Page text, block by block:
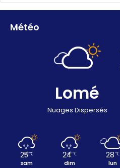
Météo
Lomé
Nuages Dispersés
25 ℃
sam
24 ℃
dim
28 ℃
lun